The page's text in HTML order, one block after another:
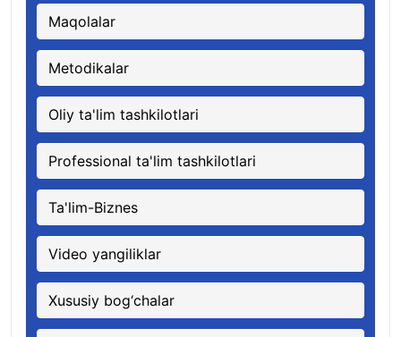
Maqolalar
Metodikalar
Oliy ta'lim tashkilotlari
Professional ta'lim tashkilotlari
Ta'lim-Biznes
Video yangiliklar
Xususiy bog‘chalar